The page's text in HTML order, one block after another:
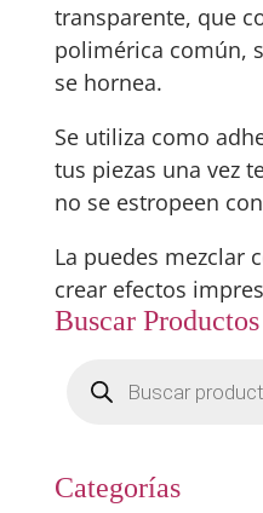
transparente, que
polimérica común,
se hornea.
Se utiliza como
tus piezas una vez
no se estropeen
La puedes mezclar
crear efectos
Buscar Productos
productos
Categorías